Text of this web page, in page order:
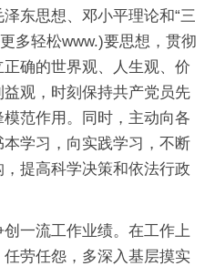
东思想、邓小平理论和“三
多轻松www.)要思想，贯彻
确的世界观、人生观、价
观，时刻保持共产党员先
范作用。同时，主动向各
学习，向实践学习，不断
提高科学决策和依法行政
一流工作业绩。在工作上
劳任怨，多深入基层摸实